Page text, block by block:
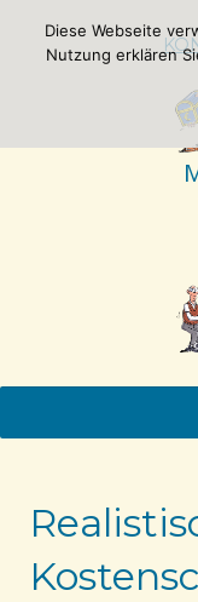
Diese Webseite
Nutzung erklären